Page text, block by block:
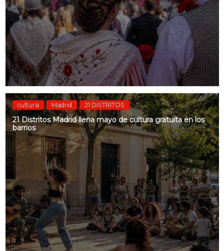
cultura Madrid 21 DISTRITOS
21 Distritos Madrid llena mayo de cultura gratuita en los
barrios